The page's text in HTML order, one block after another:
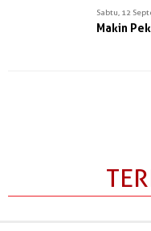
Sabtu, 12
Makin